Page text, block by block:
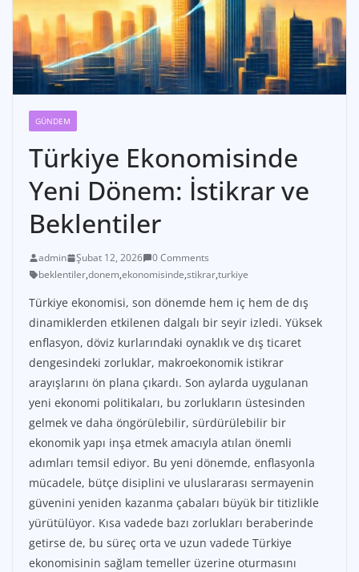
GÜNDEM
Türkiye Ekonomisinde
Yeni Dönem: İstikrar ve
Beklentiler
admin Şubat 12, 2026
0 Comments
beklentiler,donem,ekonomisinde,stikrar,turkiye
Türkiye ekonomisi, son dönemde hem iç hem de dış
dinamiklerden etkilenen dalgalı bir seyir izledi. Yüksek
enflasyon, döviz kurlarındaki oynaklık ve dış ticaret
dengesindeki zorluklar, makroekonomik istikrar
arayışlarını ön plana çıkardı. Son aylarda uygulanan
yeni ekonomi politikaları, bu zorlukların üstesinden
gelmek ve daha öngörülebilir, sürdürülebilir bir
ekonomik yapı inşa etmek amacıyla atılan önemli
adımları temsil ediyor. Bu yeni dönemde, enflasyonla
mücadele, bütçe disiplini ve uluslararası sermayenin
güvenini yeniden kazanma çabaları büyük bir titizlikle
yürütülüyor. Kısa vadede bazı zorlukları beraberinde
getirse de, bu süreç orta ve uzun vadede Türkiye
ekonomisinin sağlam temeller üzerine oturmasını